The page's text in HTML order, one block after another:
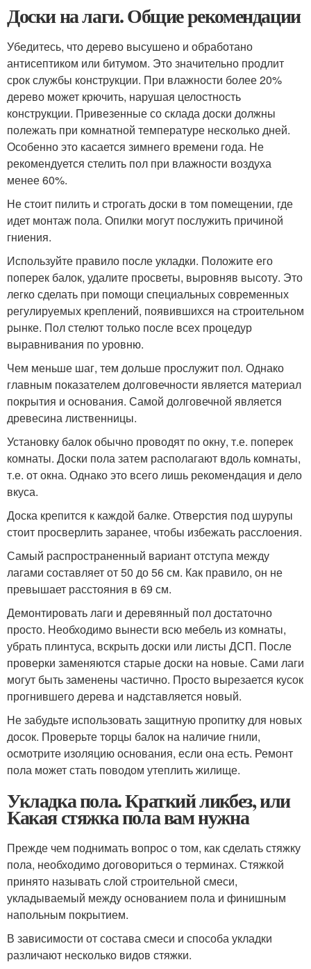
Доски на лаги. Общие рекомендации
Убедитесь, что дерево высушено и обработано
антисептиком или битумом. Это значительно продлит
срок службы конструкции. При влажности более 20%
дерево может крючить, нарушая целостность
конструкции. Привезенные со склада доски должны
полежать при комнатной температуре несколько дней.
Особенно это касается зимнего времени года. Не
рекомендуется стелить пол при влажности воздуха
менее 60%.
Не стоит пилить и строгать доски в том помещении, где
идет монтаж пола. Опилки могут послужить причиной
гниения.
Используйте правило после укладки. Положите его
поперек балок, удалите просветы, выровняв высоту. Это
легко сделать при помощи специальных современных
регулируемых креплений, появившихся на строительном
рынке. Пол стелют только после всех процедур
выравнивания по уровню.
Чем меньше шаг, тем дольше прослужит пол. Однако
главным показателем долговечности является материал
покрытия и основания. Самой долговечной является
древесина лиственницы.
Установку балок обычно проводят по окну, т.е. поперек
комнаты. Доски пола затем располагают вдоль комнаты,
т.е. от окна. Однако это всего лишь рекомендация и дело
вкуса.
Доска крепится к каждой балке. Отверстия под шурупы
стоит просверлить заранее, чтобы избежать расслоения.
Самый распространенный вариант отступа между
лагами составляет от 50 до 56 см. Как правило, он не
превышает расстояния в 69 см.
Демонтировать лаги и деревянный пол достаточно
просто. Необходимо вынести всю мебель из комнаты,
убрать плинтуса, вскрыть доски или листы ДСП. После
проверки заменяются старые доски на новые. Сами лаги
могут быть заменены частично. Просто вырезается кусок
прогнившего дерева и надставляется новый.
Не забудьте использовать защитную пропитку для новых
досок. Проверьте торцы балок на наличие гнили,
осмотрите изоляцию основания, если она есть. Ремонт
пола может стать поводом утеплить жилище.
Укладка пола. Краткий ликбез, или
Какая стяжка пола вам нужна
Прежде чем поднимать вопрос о том, как сделать стяжку
пола, необходимо договориться о терминах. Стяжкой
принято называть слой строительной смеси,
укладываемый между основанием пола и финишным
напольным покрытием.
В зависимости от состава смеси и способа укладки
различают несколько видов стяжки.